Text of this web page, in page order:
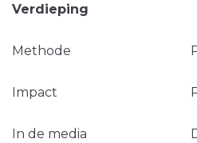
Verdieping
Methode
Impact
In de media